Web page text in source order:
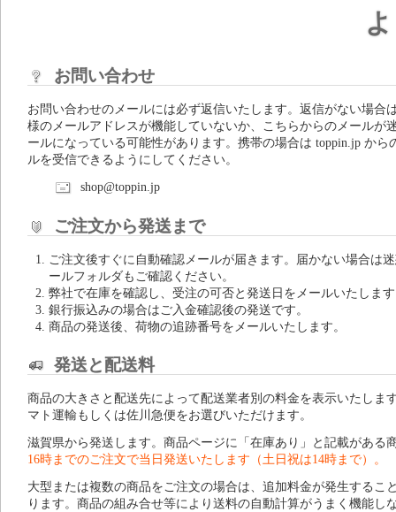
お問い合わせ
お問い合わせのメールには必ず返信いたします。返信がない場合
様のメールアドレスが機能していないか、こちらからのメールが
ールになっている可能性があります。携帯の場合は toppin.jp から
ルを受信できるようにしてください。
shop@toppin.jp
ご注文から発送まで
ご注文後すぐに自動確認メールが届きます。届かない場合は
ールフォルダもご確認ください。
弊社で在庫を確認し、受注の可否と発送日をメールいたしま
銀行振込みの場合はご入金確認後の発送です。
商品の発送後、荷物の追跡番号をメールいたします。
発送と配送料
商品の大きさと配送先によって配送業者別の料金を表示いたしま
マト運輸もしくは佐川急便をお選びいただけます。
滋賀県から発送します。商品ページに「在庫あり」と記載がある
16時までのご注文で当日発送いたします（土日祝は14時まで）。
大型または複数の商品をご注文の場合は、追加料金が発生するこ
ります。商品の組み合せ等により送料の自動計算がうまく機能し